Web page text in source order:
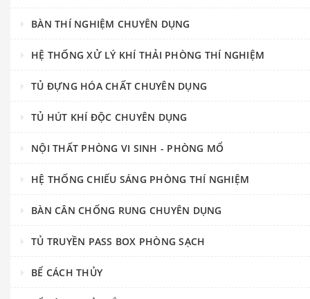
BÀN THÍ NGHIỆM CHUYÊN DỤNG
HỆ THỐNG XỬ LÝ KHÍ THẢI PHÒNG THÍ NGHIỆM
TỦ ĐỰNG HÓA CHẤT CHUYÊN DỤNG
TỦ HÚT KHÍ ĐỘC CHUYÊN DỤNG
NỘI THẤT PHÒNG VI SINH - PHÒNG MỔ
HỆ THỐNG CHIẾU SÁNG PHÒNG THÍ NGHIỆM
BÀN CÂN CHỐNG RUNG CHUYÊN DỤNG
TỦ TRUYỀN PASS BOX PHÒNG SẠCH
BỂ CÁCH THỦY